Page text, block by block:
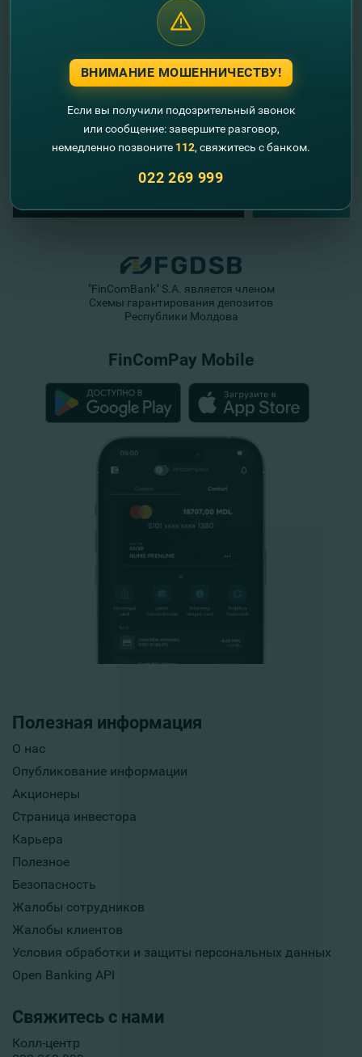
Другие новости
Полезная информация
О нас
Опубликование информации
Акционеры
Страница инвестора
Карьера
Полезное
Безопасность
Жалобы сотрудников
Жалобы клиентов
Условия обработки и защиты персональных данных
Open Banking API
Свяжитесь с нами
Колл-центр
"FinComBank" S.A. является членом
Схемы гарантирования депозитов
Республики Молдова
FinComPay Mobile
ВНИМАНИЕ МОШЕННИЧЕСТВУ!
Если вы получили подозрительный звонок
или сообщение: завершите разговор,
немедленно позвоните 112, свяжитесь с банком.
022 269 999